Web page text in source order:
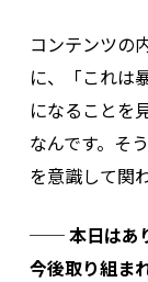
コンテンツの
に、「これは
になることを
なんです。そ
を意識して関
── 本日はあ
今後取り組ま